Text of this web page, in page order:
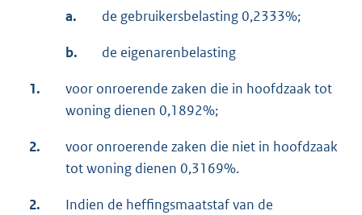
a. de gebruikersbelasting 0,2333%;
b. de eigenarenbelasting
1.
voor onroerende zaken die in hoofdzaak tot
woning dienen 0,1892%;
2.
voor onroerende zaken die niet in hoofdzaak
tot woning dienen 0,3169%.
2.
Indien de heffingsmaatstaf van de